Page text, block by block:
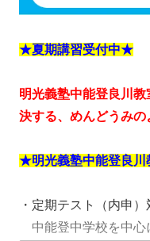
★夏期講習受付中★
明光義塾中能登良川
決する、めんどうみの
★明光義塾中能登良
・定期テスト（内申）
中能登中学校を中心